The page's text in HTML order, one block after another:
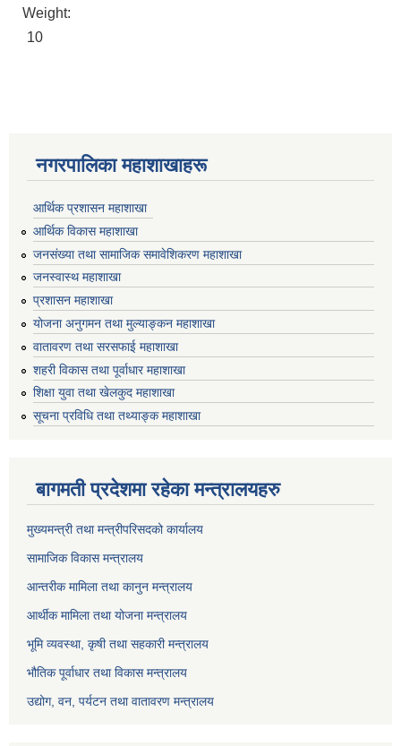
Weight:
10
नगरपालिका महाशाखाहरू
आर्थिक प्रशासन महाशाखा
आर्थिक विकास महाशाखा
जनसंख्या तथा सामाजिक समावेशिकरण महाशाखा
जनस्वास्थ महाशाखा
प्रशासन महाशाखा
योजना अनुगमन तथा मुल्याङ्कन महाशाखा
वातावरण तथा सरसफाई महाशाखा
शहरी विकास तथा पूर्वाधार महाशाखा
शिक्षा युवा तथा खेलकुद महाशाखा
सूचना प्रविधि तथा तथ्याङ्क महाशाखा
बागमती प्रदेशमा रहेका मन्त्रालयहरु
मुख्यमन्त्री तथा मन्त्रीपरिसदको कार्यालय
सामाजिक विकास मन्त्रालय
आन्तरीक मामिला तथा कानुन मन्त्रालय
आर्थीक मामिला तथा योजना मन्त्रालय
भूमि व्यवस्था, कृषी तथा सहकारी मन्त्रालय
भौतिक पूर्वाधार तथा विकास मन्त्रालय
उद्योग, वन, पर्यटन तथा वातावरण मन्त्रालय